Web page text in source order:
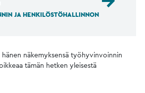
JA HENKILÖSTÖHALLINNON
hänen näkemyksensä työhyvinvoinnin
tämän hetken yleisestä